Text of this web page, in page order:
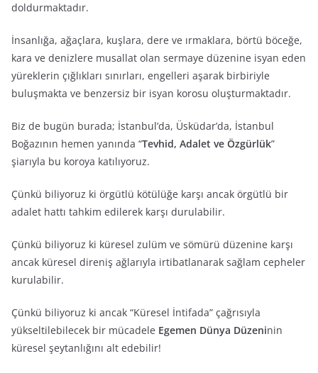
doldurmaktadır.
İnsanlığa, ağaçlara, kuşlara, dere ve ırmaklara, börtü böceğe,
kara ve denizlere musallat olan sermaye düzenine isyan eden
yüreklerin çığlıkları sınırları, engelleri aşarak birbiriyle
buluşmakta ve benzersiz bir isyan korosu oluşturmaktadır.
Biz de bugün burada; İstanbul’da, Üsküdar’da, İstanbul
Boğazının hemen yanında “Tevhid, Adalet ve Özgürlük”
şiarıyla bu koroya katılıyoruz.
Çünkü biliyoruz ki örgütlü kötülüğe karşı ancak örgütlü bir
adalet hattı tahkim edilerek karşı durulabilir.
Çünkü biliyoruz ki küresel zulüm ve sömürü düzenine karşı
ancak küresel direniş ağlarıyla irtibatlanarak sağlam cepheler
kurulabilir.
Çünkü biliyoruz ki ancak “Küresel İntifada” çağrısıyla
yükseltilebilecek bir mücadele Egemen Dünya Düzeninin
küresel şeytanlığını alt edebilir!